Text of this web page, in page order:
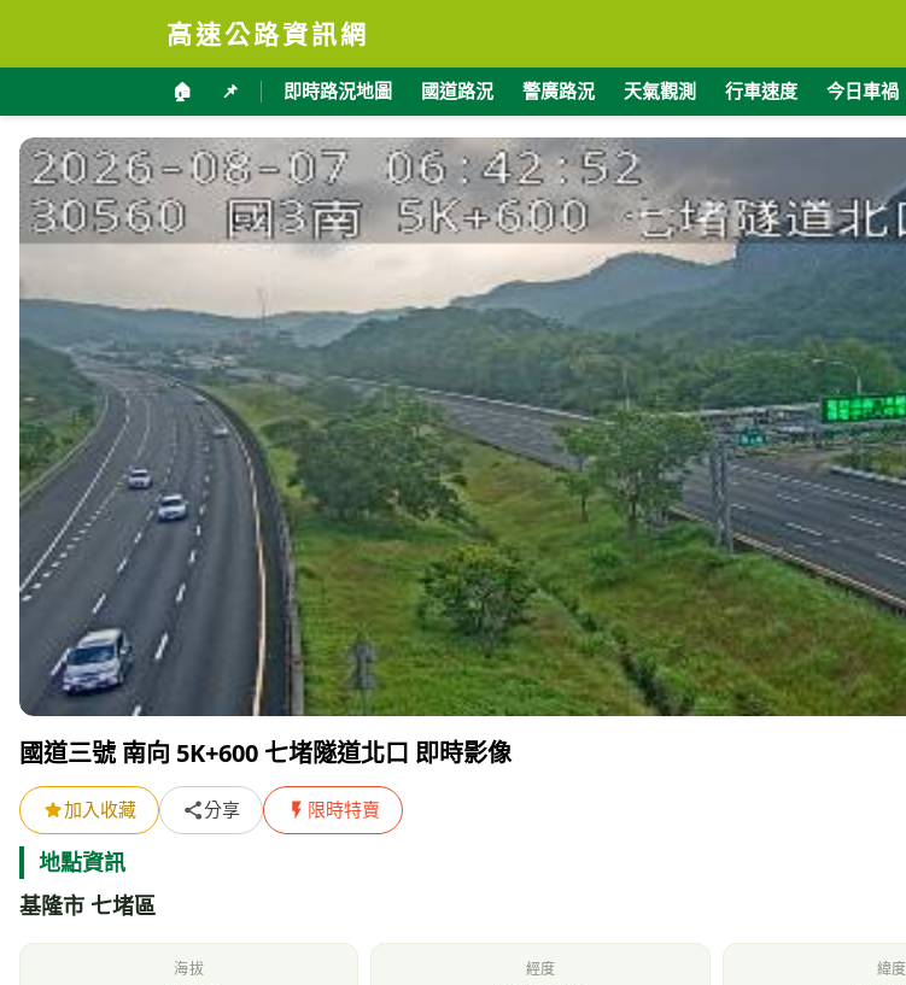
高速公路資訊網
🏠 📌 即時路況地圖 國道路況 警廣路況 天氣觀測 行車速度 今日車禍
國道三號 南向 5K+600 七堵隧道北口 即時影像
加入收藏 分享 限時特賣
地點資訊
基隆市 七堵區
海拔 經度 緯度